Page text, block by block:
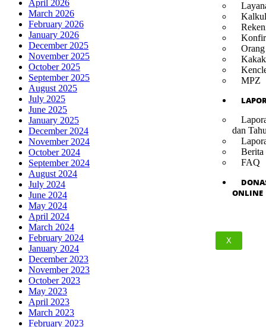
MPZ
dan
Berita
FAQ
ONLINE
X
April 2026
March 2026
February 2026
January 2026
December 2025
November 2025
October 2025
September 2025
August 2025
July 2025
June 2025
January 2025
December 2024
November 2024
October 2024
September 2024
August 2024
July 2024
June 2024
May 2024
April 2024
March 2024
February 2024
January 2024
December 2023
November 2023
October 2023
May 2023
April 2023
March 2023
February 2023